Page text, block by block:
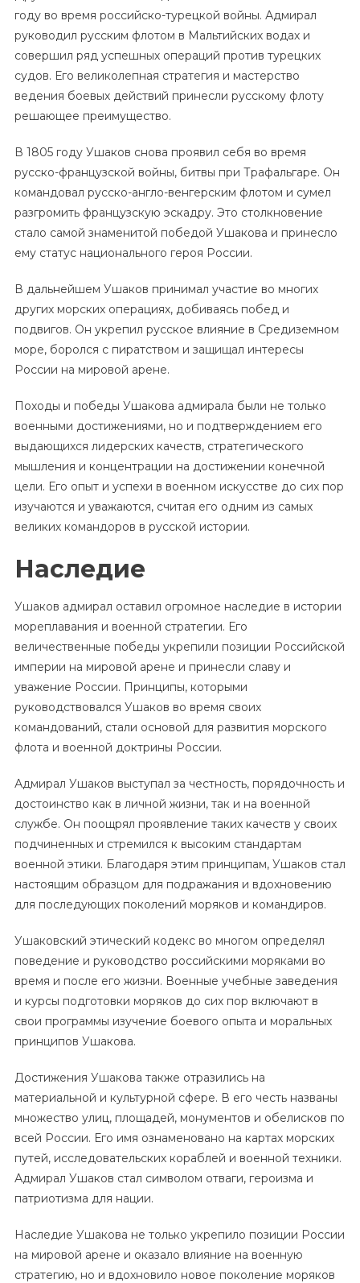
году во время российско-турецкой войны. Адмирал
руководил русским флотом в Мальтийских водах и
совершил ряд успешных операций против турецких
судов. Его великолепная стратегия и мастерство
ведения боевых действий принесли русскому флоту
решающее преимущество.
В 1805 году Ушаков снова проявил себя во время
русско-французской войны, битвы при Трафальгаре. Он
командовал русско-англо-венгерским флотом и сумел
разгромить французскую эскадру. Это столкновение
стало самой знаменитой победой Ушакова и принесло
ему статус национального героя России.
В дальнейшем Ушаков принимал участие во многих
других морских операциях, добиваясь побед и
подвигов. Он укрепил русское влияние в Средиземном
море, боролся с пиратством и защищал интересы
России на мировой арене.
Походы и победы Ушакова адмирала были не только
военными достижениями, но и подтверждением его
выдающихся лидерских качеств, стратегического
мышления и концентрации на достижении конечной
цели. Его опыт и успехи в военном искусстве до сих пор
изучаются и уважаются, считая его одним из самых
великих командоров в русской истории.
Наследие
Ушаков адмирал оставил огромное наследие в истории
мореплавания и военной стратегии. Его
величественные победы укрепили позиции Российской
империи на мировой арене и принесли славу и
уважение России. Принципы, которыми
руководствовался Ушаков во время своих
командований, стали основой для развития морского
флота и военной доктрины России.
Адмирал Ушаков выступал за честность, порядочность и
достоинство как в личной жизни, так и на военной
службе. Он поощрял проявление таких качеств у своих
подчиненных и стремился к высоким стандартам
военной этики. Благодаря этим принципам, Ушаков стал
настоящим образцом для подражания и вдохновению
для последующих поколений моряков и командиров.
Ушаковский этический кодекс во многом определял
поведение и руководство российскими моряками во
время и после его жизни. Военные учебные заведения
и курсы подготовки моряков до сих пор включают в
свои программы изучение боевого опыта и моральных
принципов Ушакова.
Достижения Ушакова также отразились на
материальной и культурной сфере. В его честь названы
множество улиц, площадей, монументов и обелисков по
всей России. Его имя ознаменовано на картах морских
путей, исследовательских кораблей и военной техники.
Адмирал Ушаков стал символом отваги, героизма и
патриотизма для нации.
Наследие Ушакова не только укрепило позиции России
на мировой арене и оказало влияние на военную
стратегию, но и вдохновило новое поколение моряков